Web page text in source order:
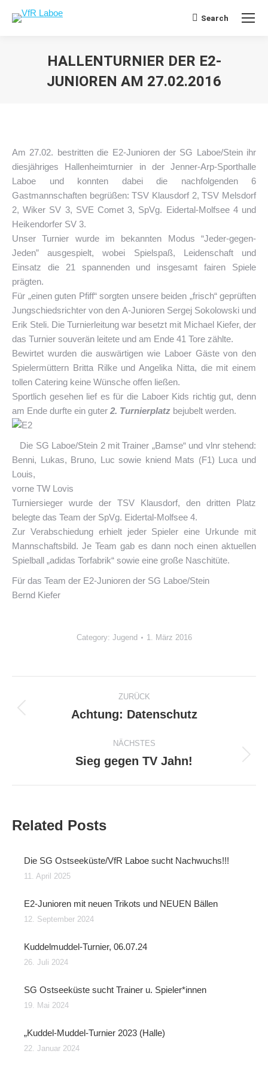
Search:
Search
HALLENTURNIER DER E2-
JUNIOREN AM 27.02.2016
Am 27.02. bestritten die E2-Junioren der SG Laboe/Stein ihr
diesjähriges Hallenheimturnier in der Jenner-Arp-Sporthalle
Laboe und konnten dabei die nachfolgenden 6
Gastmannschaften begrüßen: TSV Klausdorf 2, TSV Melsdorf
2, Wiker SV 3, SVE Comet 3, SpVg. Eidertal-Molfsee 4 und
Heikendorfer SV 3.
Unser Turnier wurde im bekannten Modus “Jeder-gegen-
Jeden” ausgespielt, wobei Spielspaß, Leidenschaft und
Einsatz die 21 spannenden und insgesamt fairen Spiele
prägten.
Für „einen guten Pfiff“ sorgten unsere beiden „frisch“ geprüften
Jungschiedsrichter von den A-Junioren Sergej Sokolowski und
Erik Steli. Die Turnierleitung war besetzt mit Michael Kiefer, der
das Turnier souverän leitete und am Ende 41 Tore zählte.
Bewirtet wurden die auswärtigen wie Laboer Gäste von den
Spielermüttern Britta Rilke und Angelika Nitta, die mit einem
tollen Catering keine Wünsche offen ließen.
Sportlich gesehen lief es für die Laboer Kids richtig gut, denn
am Ende durfte ein guter 2. Turnierplatz bejubelt werden.
Die SG Laboe/Stein 2 mit Trainer „Bamse“ und vlnr stehend:
Benni, Lukas, Bruno, Luc sowie kniend Mats (F1) Luca und
Louis,
vorne TW Lovis
Turniersieger wurde der TSV Klausdorf, den dritten Platz
belegte das Team der SpVg. Eidertal-Molfsee 4.
Zur Verabschiedung erhielt jeder Spieler eine Urkunde mit
Mannschaftsbild. Je Team gab es dann noch einen aktuellen
Spielball „adidas Torfabrik“ sowie eine große Naschitüte.
Für das Team der E2-Junioren der SG Laboe/Stein
Bernd Kiefer
Category: Jugend 1. März 2016
Kommentarnavigation
ZURÜCK
Vorheriger
Achtung: Datenschutz
NÄCHSTES
Nächster
Sieg gegen TV Jahn!
Related Posts
Die SG Ostseeküste/VfR Laboe sucht Nachwuchs!!!
11. April 2025
E2-Junioren mit neuen Trikots und NEUEN Bällen
12. September 2024
Kuddelmuddel-Turnier, 06.07.24
26. Juli 2024
SG Ostseeküste sucht Trainer u. Spieler*innen
19. Mai 2024
„Kuddel-Muddel-Turnier 2023 (Halle)
22. Januar 2024